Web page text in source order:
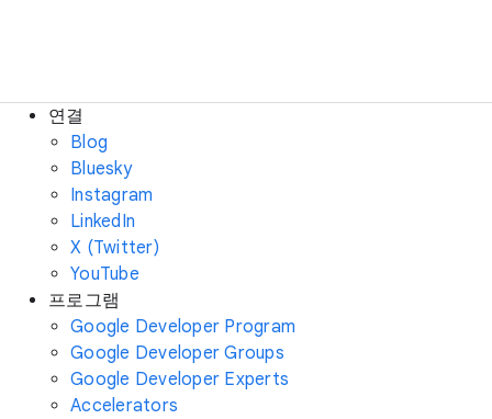
연결
Blog
Bluesky
Instagram
LinkedIn
X (Twitter)
YouTube
프로그램
Google Developer Program
Google Developer Groups
Google Developer Experts
Accelerators